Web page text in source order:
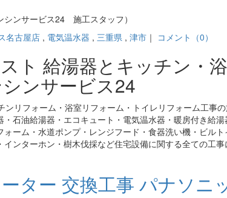
ンサービス24 施工スタッフ）
名古屋店 , 電気温水器 , 三重県 , 津市 ｜ コメント（0）
ト 給湯器とキッチン・
ンサービス24
リフォーム・浴室リフォーム・トイレリフォーム工事
石油給湯器・エコキュート・電気温水器・暖房付き給
ーム・水道ポンプ・レンジフード・食器洗い機・ビル
ンターホン・樹木伐採など住宅設備に関する全ての工事
ター 交換工事 パナソニ